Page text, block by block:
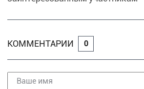
КОММЕНТАРИИ 0